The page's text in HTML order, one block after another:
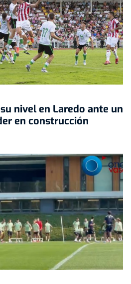
nivel en Laredo ante un
en construcción